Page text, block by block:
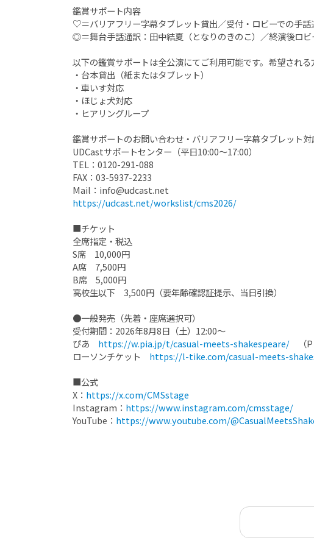
鑑賞サポート内容
♡＝バリアフリー字幕タブレット貸出／受付・ロビーでの手話
◎＝舞台手話通訳：田中結夏（となりのきのこ）／終演後ロ
以下の鑑賞サポートは全公演にてご利用可能です。希望される
・台本貸出（紙またはタブレット）
・車いす対応
・ほじょ犬対応
・ヒアリングループ
鑑賞サポートのお問い合わせ・バリアフリー字幕タブレット
UDCastサポートセンター（平日10:00～17:00）
TEL：0120-291-088
FAX：03-5937-2233
Mail：info@udcast.net
https://udcast.net/workslist/cms2026/
■チケット
全席指定・税込
S席 10,000円
A席 7,500円
B席 5,000円
高校生以下 3,500円（要年齢確認証提示、当日引換）
●一般発売（先着・座席選択可）
受付期間：2026年8月8日（土）12:00～
ぴあ https://w.pia.jp/t/casual-meets-shakespeare/ （P
ローソンチケット https://l-tike.com/casual-meets-
■公式
X： https://x.com/CMSstage
Instagram： https://www.instagram.com/cmsstage/
YouTube： https://www.youtube.com/